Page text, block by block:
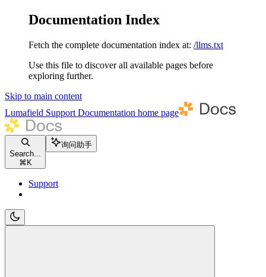
Documentation Index
Fetch the complete documentation index at: /llms.txt
Use this file to discover all available pages before
exploring further.
Skip to main content
Lumafield Support Documentation home page
Search...
⌘ K
询问助手
Support